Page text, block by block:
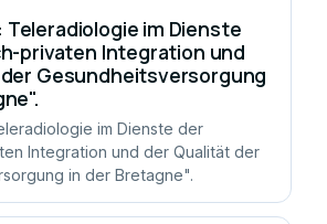
Teleradiologie im Dienste
privaten Integration und
Gesundheitsversorgung
im Dienste der
Integration und der Qualität der
in der Bretagne".